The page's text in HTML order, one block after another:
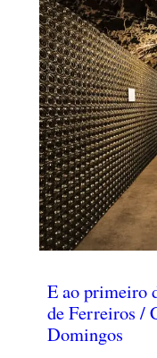
E ao primeiro
de Ferreiros /
Domingos